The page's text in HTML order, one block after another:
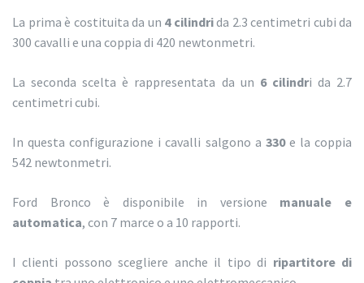
La prima è costituita da un 4 cilindrida 2.3 centimetri cubi da
300 cavalli e una coppia di 420 newtonmetri.
La seconda scelta è rappresentata da un 6 cilindri da 2.7
centimetri cubi.
In questa configurazione i cavalli salgono a 330 e la coppia
542 newtonmetri.
Ford Bronco è disponibile in versione manuale e
automatica, con 7 marce o a 10 rapporti.
I clienti possono scegliere anche il tipo di ripartitore di